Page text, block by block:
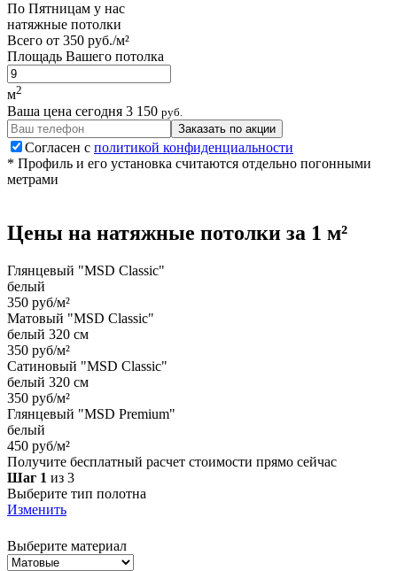
По Пятницам у нас
натяжные потолки
Всего от 350 руб./м²
Площадь Вашего потолка
м2
Ваша цена сегодня 3 150 руб.
Заказать по акции
Согласен с политикой конфиденциальности
* Профиль и его установка считаются отдельно погонными
метрами
Цены на натяжные потолки за 1 м²
Глянцевый "MSD Classic"
белый
350 руб/м²
Матовый "MSD Classic"
белый 320 см
350 руб/м²
Сатиновый "MSD Classic"
белый 320 см
350 руб/м²
Глянцевый "MSD Premium"
белый
450 руб/м²
Получите бесплатный расчет стоимости прямо сейчас
Шаг 1 из 3
Выберите тип полотна
Изменить
Выберите материал